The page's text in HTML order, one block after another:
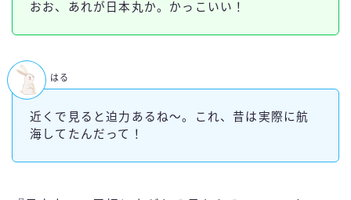
おお、あれが日本丸か。かっこいい！
近くで見ると迫力あるね～。これ、昔は実際に航
海してたんだって！
はる